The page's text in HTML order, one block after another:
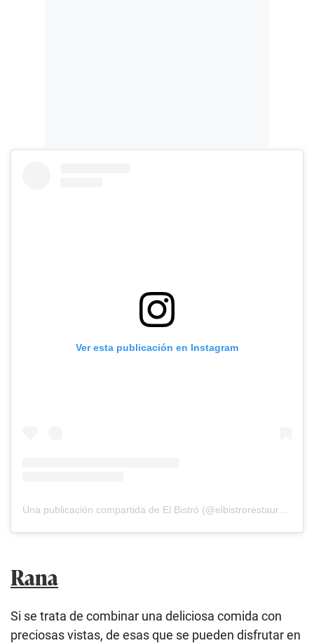
Ver esta publicación en Instagram
Rana
Si se trata de combinar una deliciosa comida con
preciosas vistas, de esas que se pueden disfrutar en